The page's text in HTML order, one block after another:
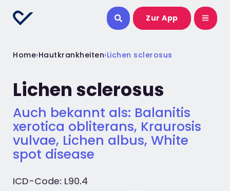
Zur App
Home›Hautkrankheiten›Lichen sclerosus
Lichen sclerosus
Auch bekannt als: Balanitis
xerotica obliterans, Kraurosis
vulvae, Lichen albus, White
spot disease
ICD-Code: L90.4